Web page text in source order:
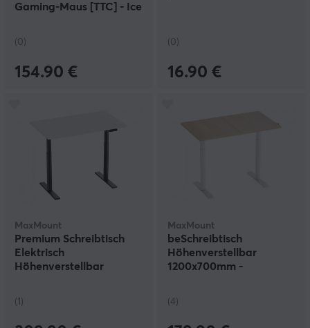
Gaming-Maus [TTC] - Ice
(0)
154.90 €
(0)
16.90 €
MaxMount
Premium Schreibtisch
Elektrisch
Höhenverstellbar
(1)
MaxMount
beSchreibtisch
Höhenverstellbar
1200x700mm -
(4)